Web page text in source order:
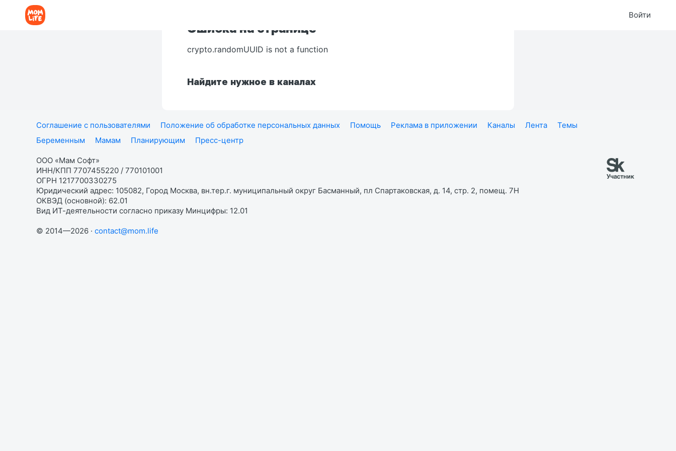
Войти
Ошибка на странице
crypto.randomUUID is not a function
Найдите нужное в каналах
Соглашение с пользователями Положение об обработке персональных данных Помощь Реклама в приложении Каналы Лента
Темы
Беременным
Мамам Планирующим Пресс-центр
ООО «Мам Софт»
ИНН/КПП 7707455220 / 770101001
ОГРН 1217700330275
Юридический адрес: 105082, Город Москва, вн.тер.г. муниципальный округ Басманный, пл Спартаковская, д. 14, стр. 2, помещ. 7Н
ОКВЭД (основной): 62.01
Вид ИТ-деятельности согласно приказу Минцифры: 12.01
© 2014—2026 · contact@mom.life